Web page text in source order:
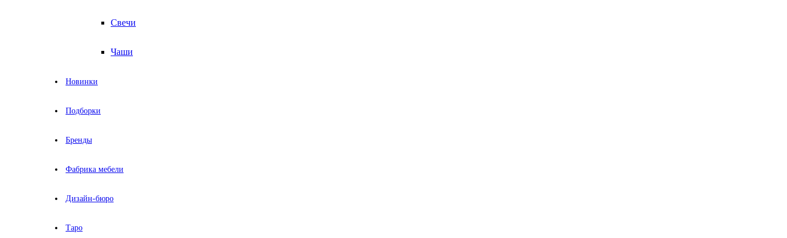
Свечи
Чаши
Новинки
Подборки
Бренды
Фабрика мебели
Дизайн-бюро
Таро